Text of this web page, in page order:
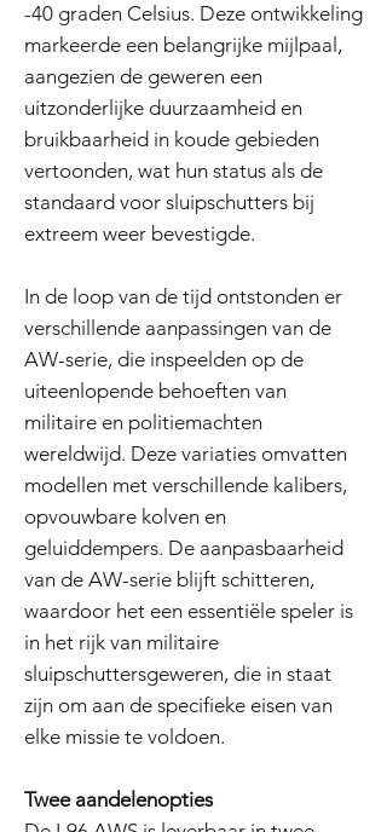
-40 graden Celsius. Deze ontwikkeling
markeerde een belangrijke mijlpaal,
aangezien de geweren een
uitzonderlijke duurzaamheid en
bruikbaarheid in koude gebieden
vertoonden, wat hun status als de
standaard voor sluipschutters bij
extreem weer bevestigde.
In de loop van de tijd ontstonden er
verschillende aanpassingen van de
AW-serie, die inspeelden op de
uiteenlopende behoeften van
militaire en politiemachten
wereldwijd. Deze variaties omvatten
modellen met verschillende kalibers,
opvouwbare kolven en
geluiddempers. De aanpasbaarheid
van de AW-serie blijft schitteren,
waardoor het een essentiële speler is
in het rijk van militaire
sluipschuttersgeweren, die in staat
zijn om aan de specifieke eisen van
elke missie te voldoen.
Twee aandelenopties